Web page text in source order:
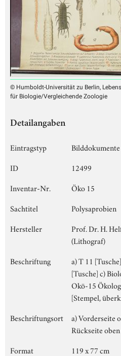
© Humboldt-Universität zu Berlin,
für Biologie/Vergleichende Zoologie
Detailangaben
Eintragstyp
Bilddokumente
ID
12499
Inventar-Nr.
Öko 15
Sachtitel
Polysaprobien
Hersteller
Prof. Dr. H.
(Lithograf)
Beschriftung
a) T 11
[Tusche] c)
Okö-15
[Stempel,
Beschriftungsort
a) Vorderseite
Rückseite
Format
119 x 77 cm